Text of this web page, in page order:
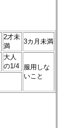
2才未
満
3カ月未満
大人
の1/4
服用しな
いこと